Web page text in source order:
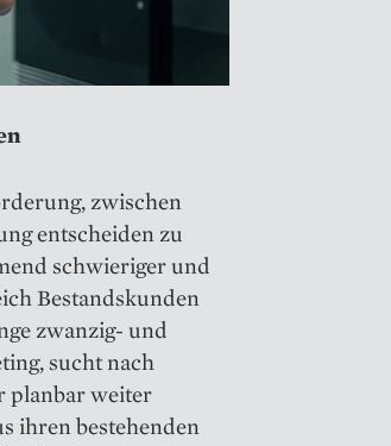
zwischen
entscheiden zu
schwieriger und
Bestandskunden
zwanzig- und
sucht nach
planbar weiter
ihren bestehenden